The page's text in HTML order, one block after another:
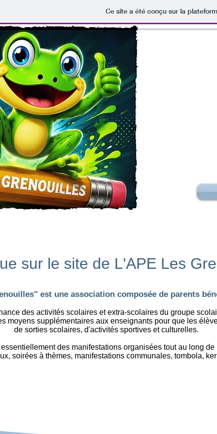
Ce site a été conçu sur la
sur le site de L'APE Les
est une association composée de parents
des activités scolaires et extra-scolaires du groupe
moyens supplémentaires aux enseignants pour que les
de sorties scolaires, d'activités sportives et culturelles.
des manifestations organisées tout au long
soirées à thèmes, manifestations communales, tombola,